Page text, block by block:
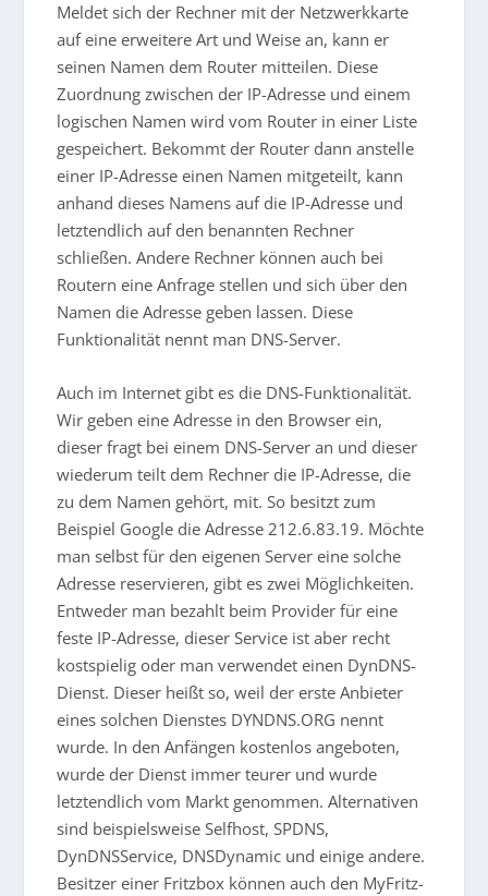
Meldet sich der Rechner mit der Netzwerkkarte
auf eine erweitere Art und Weise an, kann er
seinen Namen dem Router mitteilen. Diese
Zuordnung zwischen der IP-Adresse und einem
logischen Namen wird vom Router in einer Liste
gespeichert. Bekommt der Router dann anstelle
einer IP-Adresse einen Namen mitgeteilt, kann
anhand dieses Namens auf die IP-Adresse und
letztendlich auf den benannten Rechner
schließen. Andere Rechner können auch bei
Routern eine Anfrage stellen und sich über den
Namen die Adresse geben lassen. Diese
Funktionalität nennt man DNS-Server.
Auch im Internet gibt es die DNS-Funktionalität.
Wir geben eine Adresse in den Browser ein,
dieser fragt bei einem DNS-Server an und dieser
wiederum teilt dem Rechner die IP-Adresse, die
zu dem Namen gehört, mit. So besitzt zum
Beispiel Google die Adresse 212.6.83.19. Möchte
man selbst für den eigenen Server eine solche
Adresse reservieren, gibt es zwei Möglichkeiten.
Entweder man bezahlt beim Provider für eine
feste IP-Adresse, dieser Service ist aber recht
kostspielig oder man verwendet einen DynDNS-
Dienst. Dieser heißt so, weil der erste Anbieter
eines solchen Dienstes DYNDNS.ORG nennt
wurde. In den Anfängen kostenlos angeboten,
wurde der Dienst immer teurer und wurde
letztendlich vom Markt genommen. Alternativen
sind beispielsweise Selfhost, SPDNS,
DynDNSService, DNSDynamic und einige andere.
Besitzer einer Fritzbox können auch den MyFritz-